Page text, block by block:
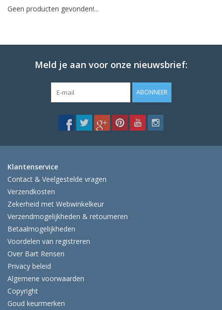
Geen producten gevonden!...
Meld je aan voor onze nieuwsbrief:
ABONNEER
Klantenservice
Contact & Veelgestelde vragen
Verzendkosten
Zekerheid met Webwinkelkeur
Verzendmogelijkheden & retourneren
Betaalmogelijkheden
Voordelen van registreren
Over Bart Rensen
Privacy beleid
Algemene voorwaarden
Copyright
Goud keurmerken